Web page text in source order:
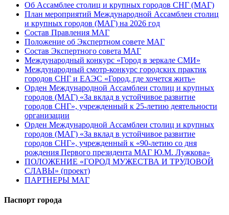
Об Ассамблее столиц и крупных городов СНГ (МАГ)
План мероприятий Международной Ассамблеи столиц
и крупных городов (МАГ) на 2026 год
Состав Правления МАГ
Положение об Экспертном совете МАГ
Состав Экспертного совета МАГ
Международный конкурс «Город в зеркале СМИ»
Международный смотр-конкурс городских практик
городов СНГ и ЕАЭС «Город, где хочется жить»
Орден Международной Ассамблеи столиц и крупных
городов (МАГ) «За вклад в устойчивое развитие
городов СНГ», учрежденный к 25-летию деятельности
организации
Орден Международной Ассамблеи столиц и крупных
городов (МАГ) «За вклад в устойчивое развитие
городов СНГ», учрежденный к «90-летию со дня
рождения Первого президента МАГ Ю.М. Лужкова»
ПОЛОЖЕНИЕ «ГОРОД МУЖЕСТВА И ТРУДОВОЙ
СЛАВЫ» (проект)
ПАРТНЕРЫ МАГ
Паспорт города